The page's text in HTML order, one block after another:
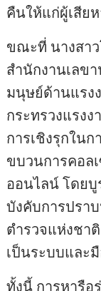
คืนให้แก่ผู้เสีย
ขณะที่ นางสา
สำนักงานเลข
มนุษย์ด้านแรง
กระทรวงแรง
การเชิงรุกใน
ขบวนการคอล
ออนไลน์ โดย
บังคับการปรา
ตำรวจแห่งชา
เป็นระบบและ
ทั้งนี้ การหารือ